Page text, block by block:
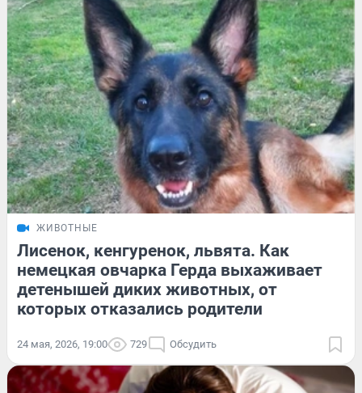
ЖИВОТНЫЕ
Лисенок, кенгуренок, львята. Как
немецкая овчарка Герда выхаживает
детенышей диких животных, от
которых отказались родители
24 мая, 2026, 19:00 729 Обсудить